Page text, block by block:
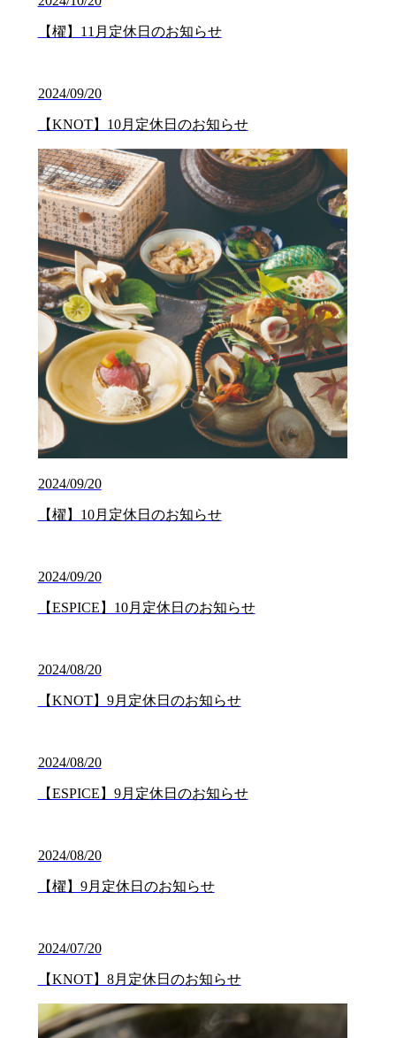
【櫂】11月定休日のお知らせ
2024/09/20
【KNOT】10月定休日のお知らせ
2024/09/20
【櫂】10月定休日のお知らせ
2024/09/20
【ESPICE】10月定休日のお知らせ
2024/08/20
【KNOT】9月定休日のお知らせ
2024/08/20
【ESPICE】9月定休日のお知らせ
2024/08/20
【櫂】9月定休日のお知らせ
2024/07/20
【KNOT】8月定休日のお知らせ